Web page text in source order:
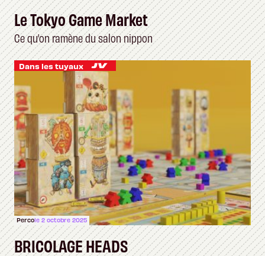
Le Tokyo Game Market
Ce qu’on ramène du salon nippon
Dans les tuyaux
Percole 2 octobre 2025
BRICOLAGE HEADS